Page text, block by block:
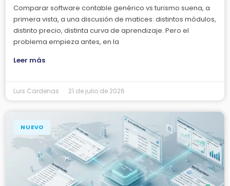
Comparar software contable genérico vs turismo suena, a
primera vista, a una discusión de matices: distintos módulos,
distinto precio, distinta curva de aprendizaje. Pero el
problema empieza antes, en la
Leer más
Luis Cardenas 21 de julio de 2026
NUEVO